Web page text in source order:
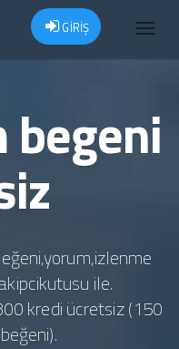
GİRİŞ
ile.
kredi ücretsiz (150